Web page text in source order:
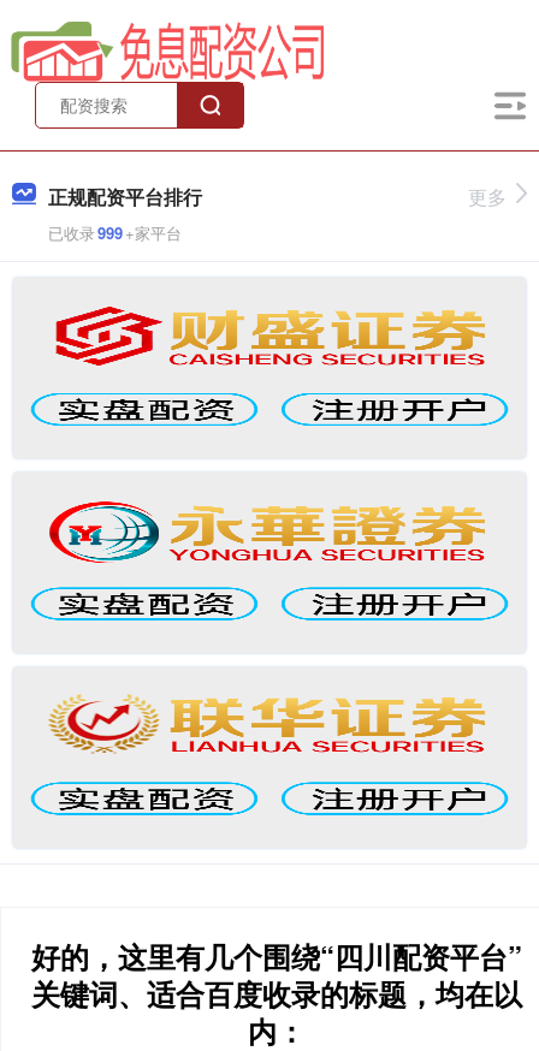
正规配资平台排行
已收录999+家平台
更多
好的，这里有几个围绕“四川配资平台”
关键词、适合百度收录的标题，均在以
内：